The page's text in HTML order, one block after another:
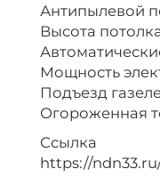
Антипылевой
Высота
Мощность
Подъезд
Огороженная
Ссылка
https://